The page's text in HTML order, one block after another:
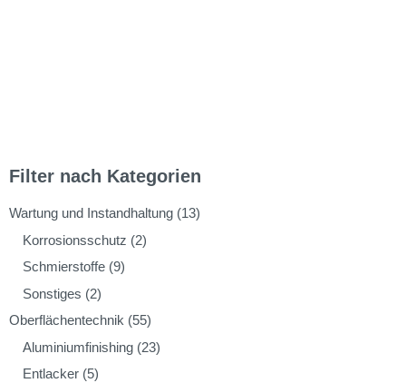
Filter nach Kategorien
Wartung und Instandhaltung (13)
Korrosionsschutz (2)
Schmierstoffe (9)
Sonstiges (2)
Oberflächentechnik (55)
Aluminiumfinishing (23)
Entlacker (5)